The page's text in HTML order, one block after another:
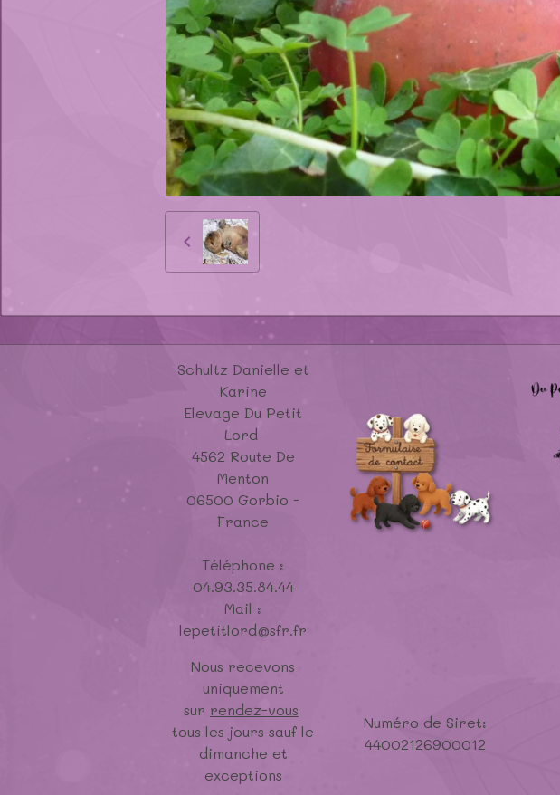
Schultz Danielle et
Karine
Elevage Du Petit
Lord
4562 Route De
Menton
06500 Gorbio -
France
Téléphone :
04.93.35.84.44
Mail :
lepetitlord@sfr.fr
Nous recevons
uniquement
sur rendez-vous
tous les jours sauf le
dimanche et
exceptions
Numéro de Siret:
44002126900012